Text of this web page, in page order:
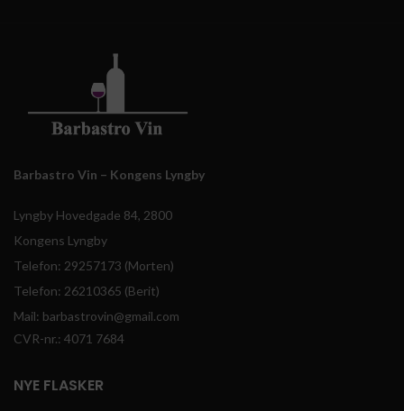
Barbastro Vin – Kongens Lyngby
Lyngby Hovedgade 84, 2800
Kongens Lyngby
Telefon: 29257173 (Morten)
Telefon: 26210365 (Berit)
Mail: barbastrovin@gmail.com
CVR-nr.: 4071 7684
NYE FLASKER